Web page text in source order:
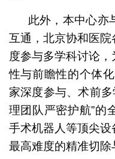
此外，本中心亦
互通，北京协和医
度参与多学科讨论
性与前瞻性的个体
家深度参与、术前
理团队严密护航”的
手术机器人等顶尖
最高难度的精准切除